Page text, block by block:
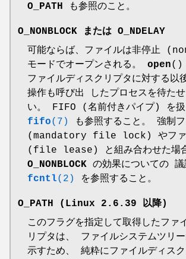
O_PATH
も参照のこと。
O_NONBLOCK または O_NDELAY
可能ならば、ファイルは非停止
モードでオープンされる。 open()
ファイルディスクリプタに対する以
操作も呼び出 したプロセスを待た
い。 FIFO (名前付きパイプ) を扱
fifo(7)
も参照すること。 強制
(mandatory file lock) やファ
(file lease) と組み合わせた場合
O_NONBLOCK の効果についての 議
fcntl(2) を参照すること。
O_PATH
(Linux 2.6.39 以降)
このフラグを指定して取得したファ
リプタは、 ファイルシステムツリ
示すため、 純粋にファイルディス